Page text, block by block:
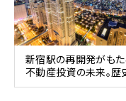
新宿駅の再開発がもた
不動産投資の未来。歴